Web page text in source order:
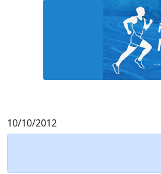
10/10/2012